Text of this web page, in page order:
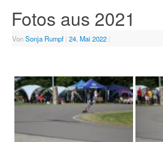
Fotos aus 2021
VonSonja Rumpf | 24. Mai 2022 |